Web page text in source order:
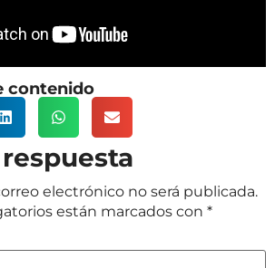
contenido
electrónico no será publicada.
están marcados con *